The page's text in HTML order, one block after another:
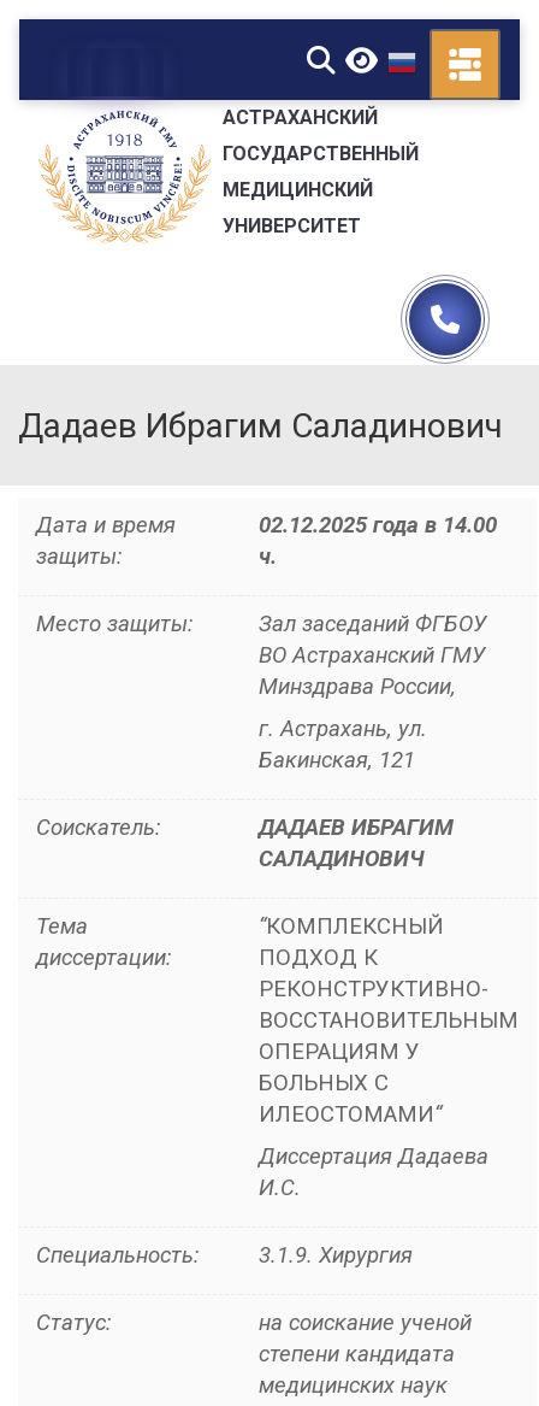
▼
АСТРАХАНСКИЙ
ГОСУДАРСТВЕННЫЙ
МЕДИЦИНСКИЙ
УНИВЕРСИТЕТ
Дадаев Ибрагим Саладинович
Дата и время
защиты:
02.12.2025 года в 14.00
ч.
Место защиты:
Зал заседаний ФГБОУ
ВО Астраханский ГМУ
Минздрава России,
г. Астрахань, ул.
Бакинская, 121
Соискатель:
ДАДАЕВ ИБРАГИМ
САЛАДИНОВИЧ
Тема
диссертации:
“КОМПЛЕКСНЫЙ
ПОДХОД К
РЕКОНСТРУКТИВНО-
ВОССТАНОВИТЕЛЬНЫМ
ОПЕРАЦИЯМ У
БОЛЬНЫХ С
ИЛЕОСТОМАМИ“
Диссертация Дадаева
И.С.
Специальность: 3.1.9. Хирургия
Статус:
на соискание ученой
степени кандидата
медицинских наук